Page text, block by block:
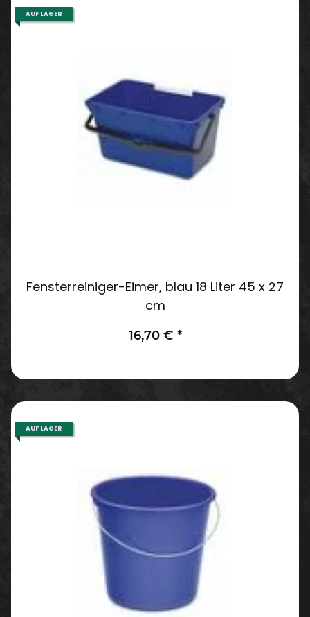
AUF LAGER
Fensterreiniger-Eimer, blau 18 Liter 45 x 27
cm
16,70 € *
AUF LAGER